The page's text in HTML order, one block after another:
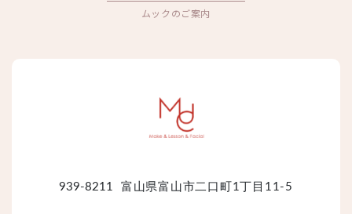
ムックのご案内
939-8211 富山県富山市二口町1丁目11-5